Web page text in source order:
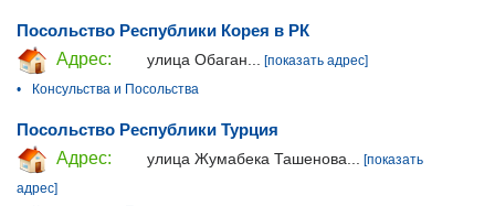
Посольство Республики Корея в РК
Адрес:
улица Обаган... [показать адрес]
•
Консульства и Посольства
Посольство Республики Турция
Адрес:
улица Жумабека Ташенова...
[показать
адрес]